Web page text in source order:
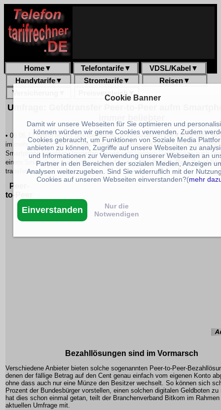
Home▼ Telefontarife▼ VDSL/Kabel ▼
Handytarife▼ Stromtarife▼ Reisen▼
Versicherung
Preisvergleich ▼
Umfrage: Geldtransfer Peer-to-Peer aufm
• 06.06.17 Wenn es um daselektronische Bezahlenan der Kasse geht,
im mehr Verbraucher sich das Kleingeld sparen und gerne schnell und
Smartphone bezahlen. Immerhin lassen sich kleinere Geldbeträge auch
einem Smartphone zum anderen transferieren überPeer-to-Peer
transferieren.
Peer-
to-Peer
Bezahllösungen sind im Vormarsch
Verschiedene Anbieter bieten solche sogenannten Peer-to-Peer-
denen der fällige Betrag auf den Cent genau einfach vom eigenen Konto
ohne dass auch nur eine Münze den Besitzer wechselt. So können sich
Prozent der Bundesbürger vorstellen, einen solchen digitalen Geldboten zu
hat dies schon einmal getan, teilt der Branchenverband Bitkom im Rahmen
aktuellen Umfrage mit.
Cookie Banner
Damit wir unsere Webseiten für Sie optimieren und
können würden wir gerne Cookies verwenden. Zudem
Cookies gebraucht, um Funktionen von Soziale Media
anbieten zu können, Zugriffe auf unsere Webseiten zu
und Informationen zur Verwendung unserer Webseiten an
Partner in den Bereichen der sozialen Medien, Anzeigen
Analysen weiterzugeben. Sind Sie widerruflich mit der
Cookies auf unseren Webseiten einverstanden?(mehr
Einverstanden
Nur die
Notwendigen